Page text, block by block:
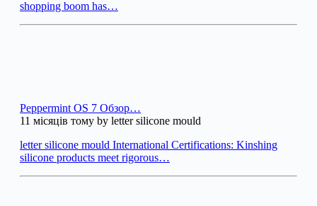
shopping boom has…
Peppermint OS 7 Обзор…
11 місяців тому by letter silicone mould
letter silicone mould International Certifications: Kinshing
silicone products meet rigorous…